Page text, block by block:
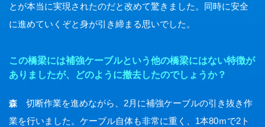
とが本当に実現されたのだと改めて驚きました。同時に安全
に進めていくぞと身が引き締まる思いでした。
この橋梁には補強ケーブルという他の橋梁にはない特徴が
ありましたが、どのように撤去したのでしょうか？
森 切断作業を進めながら、2月に補強ケーブルの引き抜き作
業を行いました。ケーブル自体も非常に重く、1本80ｍで2ト